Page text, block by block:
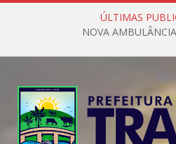
ÚLTIMAS
NOVA